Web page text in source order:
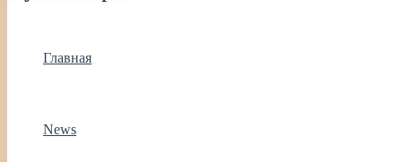
Главная
News